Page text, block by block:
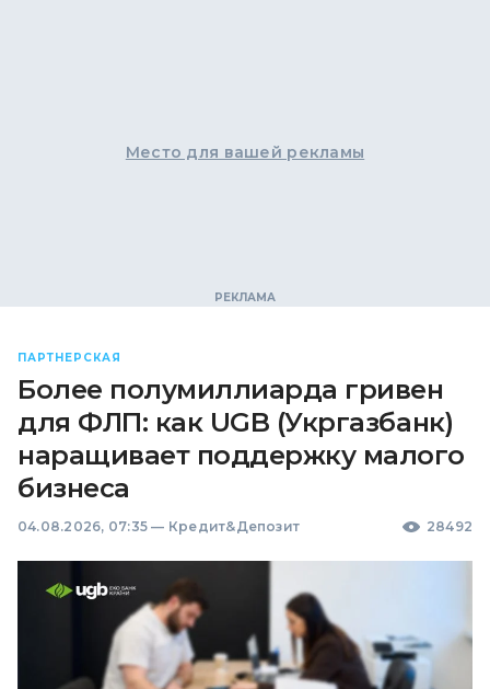
Место для вашей рекламы
ПАРТНЕРСКАЯ
Более полумиллиарда гривен
для ФЛП: как UGB (Укргазбанк)
наращивает поддержку малого
бизнеса
04.08.2026, 07:35 — Кредит&Депозит 28492